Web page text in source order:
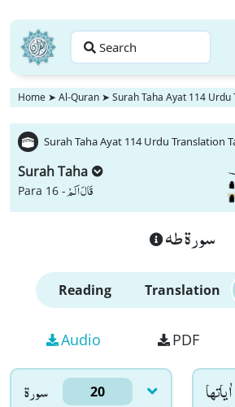
Search
Home ➤ Al-Quran ➤ Surah Taha Ayat 114
Surah Taha Ayat 114 Urdu Translation
Surah Taha
Para 16 -قَالَ اَلَمْ
سورة طه
Reading Translation
Audio PDF
سورۃ 20 اٰياتها